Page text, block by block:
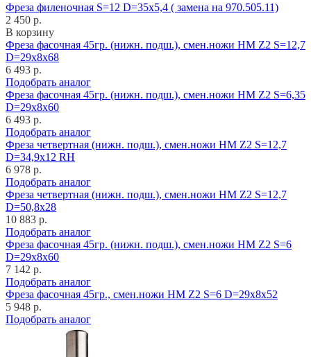
Фреза филеночная S=12 D=35x5,4 ( замена на 970.505.11)
2 450 р.
В корзину
Фреза фасочная 45гр. (нижн. подш.), смен.ножи HM Z2 S=12,7
D=29x8x68
6 493 р.
Подобрать аналог
Фреза фасочная 45гр. (нижн. подш.), смен.ножи HM Z2 S=6,35
D=29x8x60
6 493 р.
Подобрать аналог
Фреза четвертная (нижн. подш.), смен.ножи HM Z2 S=12,7
D=34,9x12 RH
6 978 р.
Подобрать аналог
Фреза четвертная (нижн. подш.), смен.ножи HM Z2 S=12,7
D=50,8x28
10 883 р.
Подобрать аналог
Фреза фасочная 45гр. (нижн. подш.), смен.ножи HM Z2 S=6
D=29x8x60
7 142 р.
Подобрать аналог
Фреза фасочная 45гр., смен.ножи HM Z2 S=6 D=29x8x52
5 948 р.
Подобрать аналог